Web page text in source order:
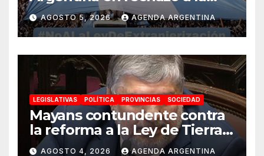
reforma de la Ley de Tierras
impulsada por Milei: «La
soberanía no se negocia»
AGOSTO 5, 2026 AGENDA ARGENTINA
LEGISLATIVAS POLÍTICA PROVINCIAS SOCIEDAD
Mayans contundente contra
la reforma a la Ley de Tierras:
«Esta ley vende el país»
AGOSTO 4, 2026 AGENDA ARGENTINA